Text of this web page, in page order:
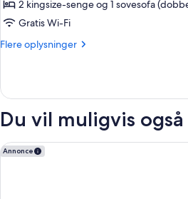
2 kingsize-senge og 1 sovesofa
Gratis Wi-Fi
Flere oplysninger
Flere
lejlighed
Du vil muligvis
Annonce
Radisson Blu Resort, Gran Canaria